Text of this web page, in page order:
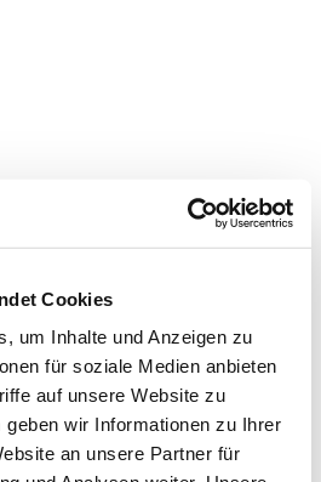
Cookies
um Inhalte und Anzeigen zu
für soziale Medien anbieten
auf unsere Website zu
wir Informationen zu Ihrer
an unsere Partner für